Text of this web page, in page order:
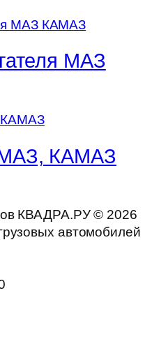
МАЗ
КАМАЗ
КВАДРА.РУ © 2026
автомобилей